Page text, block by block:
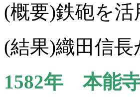
(概要)鉄砲を
(結果)織田信長
1582年 本能